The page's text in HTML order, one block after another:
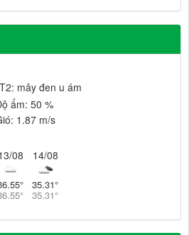
mây đen u ám
ẩm: 50 %
1.87 m/s
08
°
°
14/08
35.31°
35.31°